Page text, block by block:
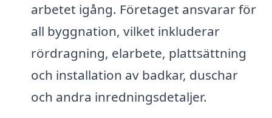
arbetet igång. Företaget ansvarar för
all byggnation, vilket inkluderar
rördragning, elarbete, plattsättning
och installation av badkar, duschar
och andra inredningsdetaljer.